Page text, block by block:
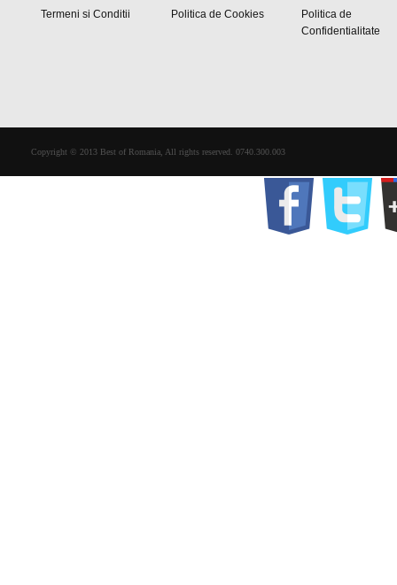
Termeni si Conditii Politica de Cookies
Politica de
Confidentialitate
Copyright © 2013 Best of Romania, All rights reserved. 0740.300.003